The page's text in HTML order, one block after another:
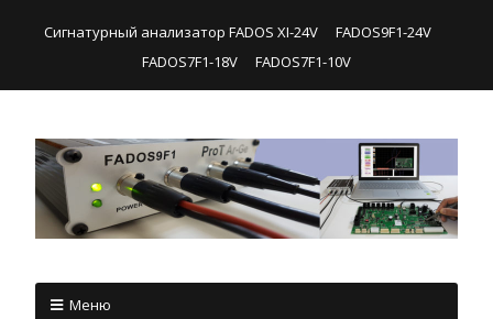
Сигнатурный анализатор FADOS XI-24V
FADOS9F1-24V
FADOS7F1-18V
FADOS7F1-10V
Меню